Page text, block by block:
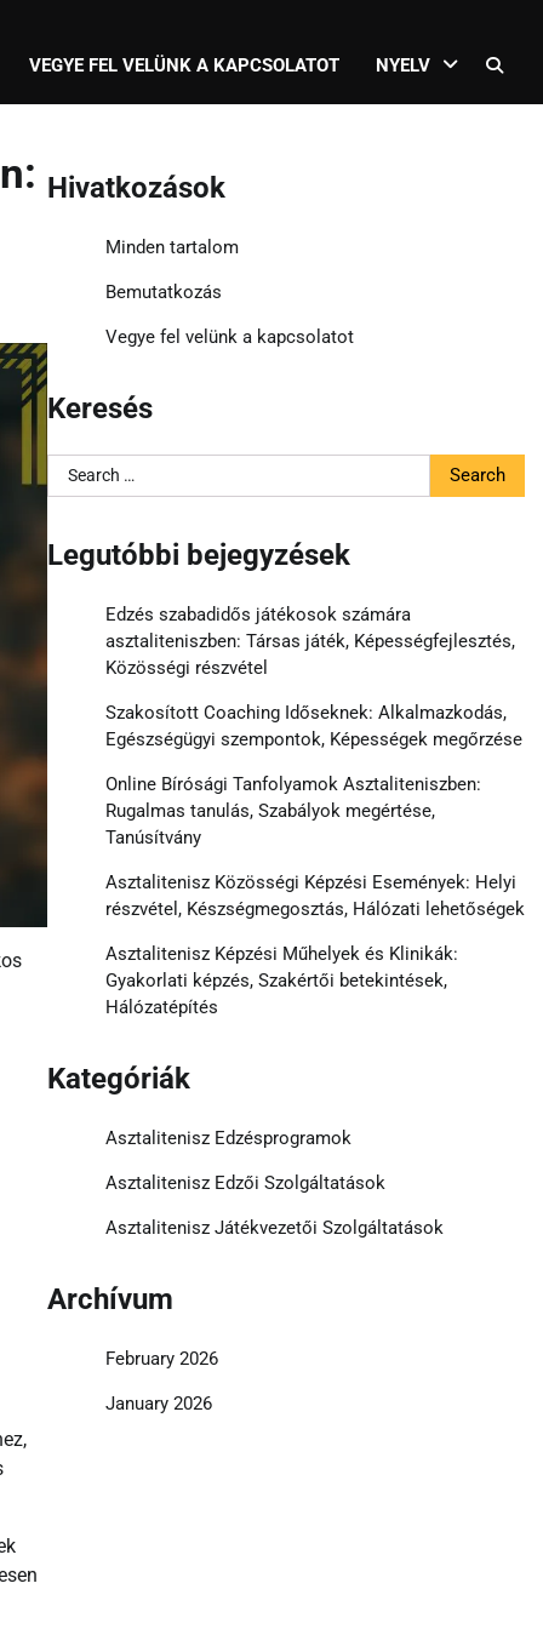
VEGYE FEL VELÜNK A KAPCSOLATOT NYELV
Hivatkozások
Minden tartalom
Bemutatkozás
Vegye fel velünk a kapcsolatot
Keresés
Search
for:
Legutóbbi bejegyzések
Edzés szabadidős játékosok számára
asztaliteniszben: Társas játék, Képességfejlesztés,
Közösségi részvétel
Szakosított Coaching Időseknek: Alkalmazkodás,
Egészségügyi szempontok, Képességek megőrzése
Online Bírósági Tanfolyamok Asztaliteniszben:
Rugalmas tanulás, Szabályok megértése,
Tanúsítvány
Asztalitenisz Közösségi Képzési Események: Helyi
részvétel, Készségmegosztás, Hálózati lehetőségek
Asztalitenisz Képzési Műhelyek és Klinikák:
Gyakorlati képzés, Szakértői betekintések,
Hálózatépítés
Kategóriák
Asztalitenisz Edzésprogramok
Asztalitenisz Edzői Szolgáltatások
Asztalitenisz Játékvezetői Szolgáltatások
Archívum
February 2026
January 2026